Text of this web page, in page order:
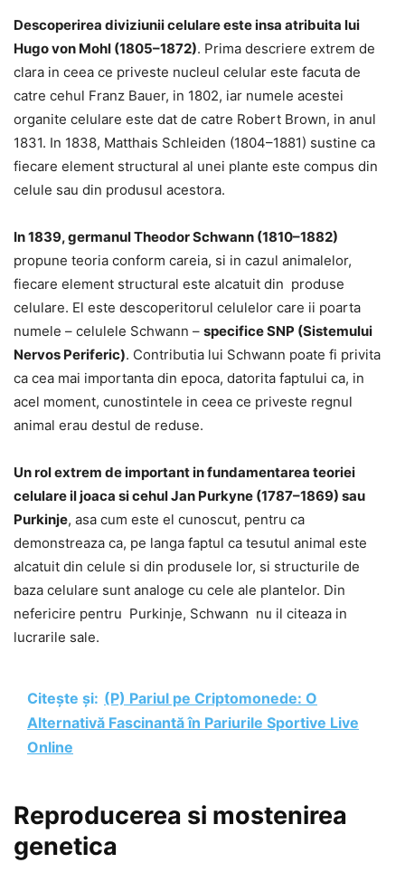
Descoperirea diviziunii celulare este insa atribuita lui
Hugo von Mohl (1805–1872). Prima descriere extrem de
clara in ceea ce priveste nucleul celular este facuta de
catre cehul Franz Bauer, in 1802, iar numele acestei
organite celulare este dat de catre Robert Brown, in anul
1831. In 1838, Matthais Schleiden (1804–1881) sustine ca
fiecare element structural al unei plante este compus din
celule sau din produsul acestora.
In 1839, germanul Theodor Schwann (1810–1882)
propune teoria conform careia, si in cazul animalelor,
fiecare element structural este alcatuit din produse
celulare. El este descoperitorul celulelor care ii poarta
numele – celulele Schwann – specifice SNP (Sistemului
Nervos Periferic). Contributia lui Schwann poate fi privita
ca cea mai importanta din epoca, datorita faptului ca, in
acel moment, cunostintele in ceea ce priveste regnul
animal erau destul de reduse.
Un rol extrem de important in fundamentarea teoriei
celulare il joaca si cehul Jan Purkyne (1787–1869) sau
Purkinje, asa cum este el cunoscut, pentru ca
demonstreaza ca, pe langa faptul ca tesutul animal este
alcatuit din celule si din produsele lor, si structurile de
baza celulare sunt analoge cu cele ale plantelor. Din
nefericire pentru Purkinje, Schwann nu il citeaza in
lucrarile sale.
Citește și: (P) Pariul pe Criptomonede: O
Alternativă Fascinantă în Pariurile Sportive Live
Online
Reproducerea si mostenirea
genetica